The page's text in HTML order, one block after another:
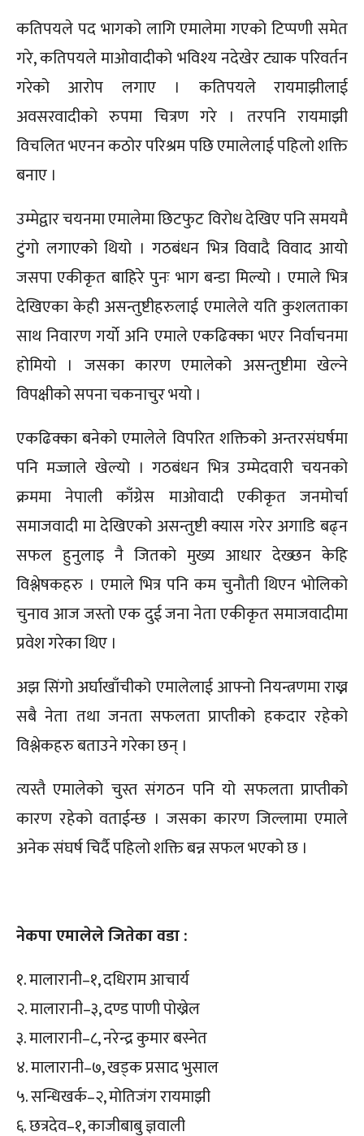
कतिपयले पद भागको लागि एमालेमा गएको टिप्पणी समेत
गरे, कतिपयले माओवादीको भविश्य नदेखेर ट्याक परिवर्तन
गरेको आरोप लगाए । कतिपयले रायमाझीलाई
अवसरवादीको रुपमा चित्रण गरे । तरपनि रायमाझी
विचलित भएनन कठोर परिश्रम पछि एमालेलाई पहिलो शक्ति
बनाए ।
उम्मेद्वार चयनमा एमालेमा छिटफुट विरोध देखिए पनि समयमै
टुंगो लगाएको थियो । गठबंधन भित्र विवादै विवाद आयो
जसपा एकीकृत बाहिरे पुनः भाग बन्डा मिल्यो । एमाले भित्र
देखिएका केही असन्तुष्टीहरुलाई एमालेले यति कुशलताका
साथ निवारण गर्याे अनि एमाले एकढिक्का भएर निर्वाचनमा
होमियो । जसका कारण एमालेको असन्तुष्टीमा खेल्ने
विपक्षीको सपना चकनाचुर भयो ।
एकढिक्का बनेको एमालेले विपरित शक्तिको अन्तरसंघर्षमा
पनि मज्जाले खेल्यो । गठबंधन भित्र उम्मेदवारी चयनको
क्रममा नेपाली काँग्रेस माओवादी एकीकृत जनमोर्चा
समाजवादी मा देखिएको असन्तुष्टी क्यास गरेर अगाडि बढ्न
सफल हुनुलाइ नै जितको मुख्य आधार देख्छन केहि
विश्लेषकहरु । एमाले भित्र पनि कम चुनौती थिएन भोलिको
चुनाव आज जस्तो एक दुई जना नेता एकीकृत समाजवादीमा
प्रवेश गरेका थिए ।
अझ सिंगो अर्घाखाँचीको एमालेलाई आफ्नो नियन्त्रणमा राख्न
सबै नेता तथा जनता सफलता प्राप्तीको हकदार रहेको
विश्लेकहरु बताउने गरेका छन् ।
त्यस्तै एमालेको चुस्त संगठन पनि यो सफलता प्राप्तीको
कारण रहेको वताईन्छ । जसका कारण जिल्लामा एमाले
अनेक संघर्ष चिर्दै पहिलो शक्ति बन्न सफल भएको छ ।
नेकपा एमालेले जितेका वडा :
१. मालारानी–१, दधिराम आचार्य
२. मालारानी–३, दण्ड पाणी पोख्रेल
३. मालारानी–८, नरेन्द्र कुमार बस्नेत
४. मालारानी–७, खड्क प्रसाद भुसाल
५. सन्धिखर्क–२, मोतिजंग रायमाझी
६. छत्रदेव–१, काजीबाबु ज्ञवाली